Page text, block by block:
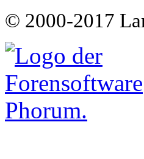
© 2000-2017